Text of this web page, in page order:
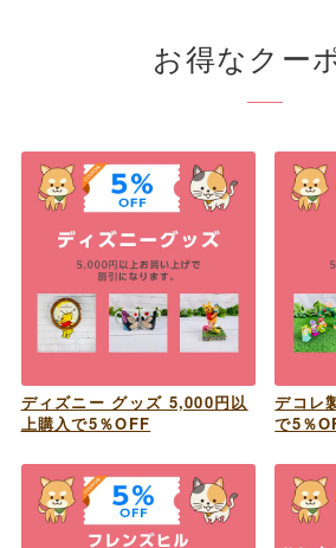
お得なクー
ディズニー グッズ 5,000円以
上購入で5％OFF
デコレ
で5％